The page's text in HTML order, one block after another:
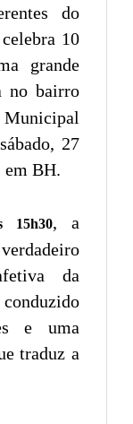
do
10
grande
no bairro
27
em BH.
15h30, a
da
e uma
traduz a